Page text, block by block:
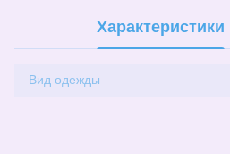
Характеристики
Вид одежды